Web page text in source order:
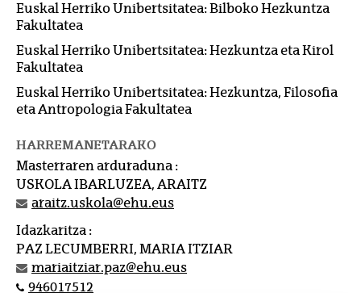
Euskal Herriko Unibertsitatea: Bilboko Hezkuntza
Fakultatea
Euskal Herriko Unibertsitatea: Hezkuntza eta Kirol
Fakultatea
Euskal Herriko Unibertsitatea: Hezkuntza, Filosofia
eta Antropologia Fakultatea
HARREMANETARAKO
Masterraren arduraduna :
USKOLA IBARLUZEA, ARAITZ
araitz.uskola@ehu.eus
Idazkaritza :
PAZ LECUMBERRI, MARIA ITZIAR
mariaitziar.paz@ehu.eus
946017512